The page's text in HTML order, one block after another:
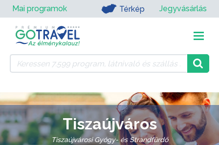
Mai programok Térkép Jegyvásárlás
Tiszaújváros
Tiszaújvárosi Gyógy- és Strandfürdő